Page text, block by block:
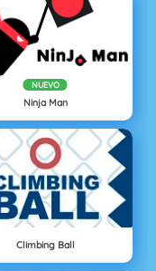
NUEVO
Ninja Man
Climbing Ball